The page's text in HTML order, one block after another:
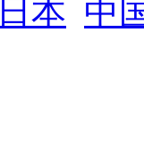
本 中